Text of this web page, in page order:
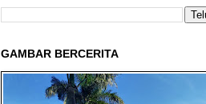
GAMBAR BERCERITA